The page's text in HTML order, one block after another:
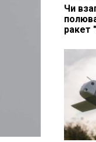
Чи
ракет